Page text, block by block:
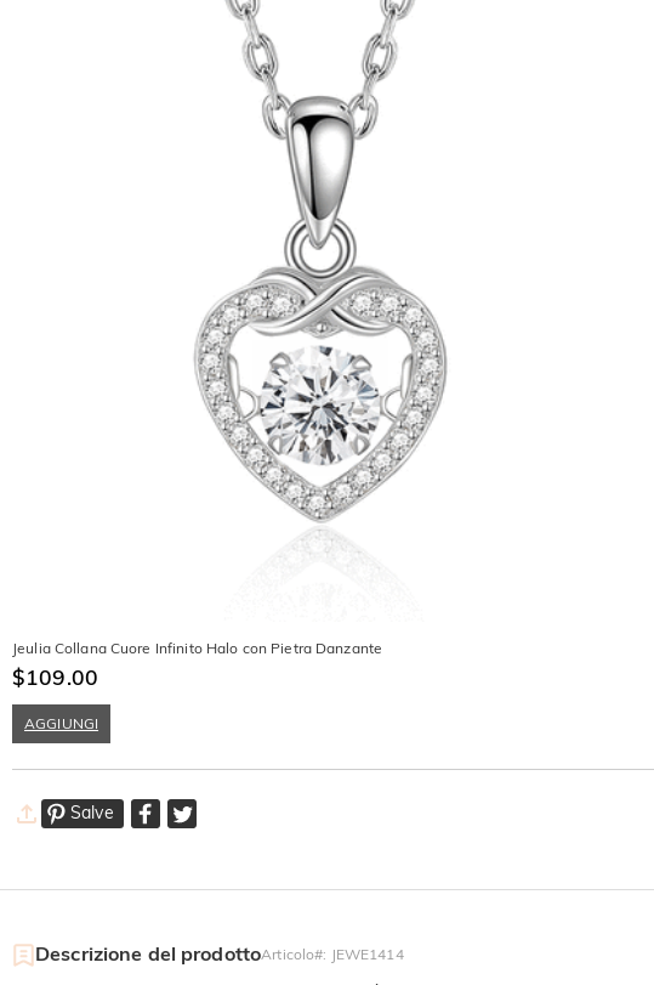
Jeulia Collana Cuore Infinito Halo con Pietra Danzante
$109.00
AGGIUNGI
Salve
Descrizione del prodottoArticolo#: JEWE1414